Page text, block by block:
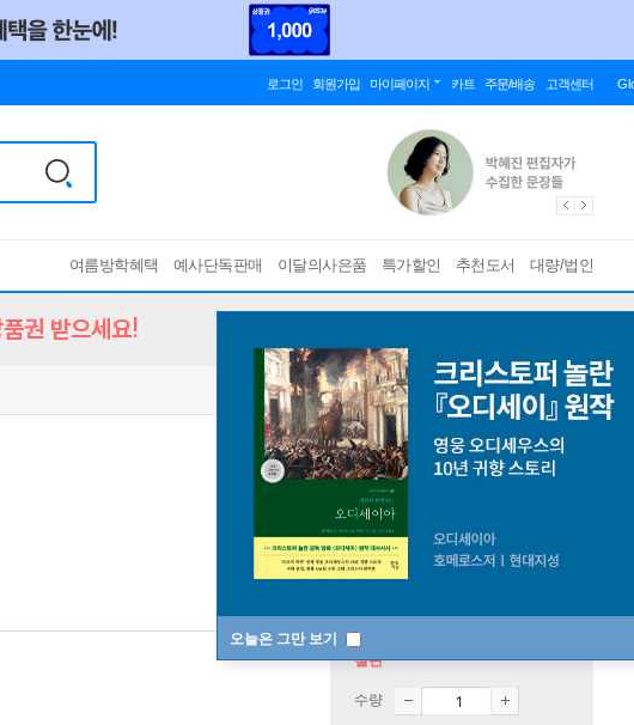
로그인 회원가입 마이페이지 카트 주문/배송 고객센터
여름방학혜택 예사단독판매 이달의사은품 특가할인 추천도서 대량/법인
오늘은 그만 보기
권 받으세요!
절판
수량